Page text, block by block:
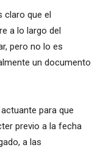
claro que el
a lo largo del
pero no lo es
un documento
para que
previo a la fecha
a las